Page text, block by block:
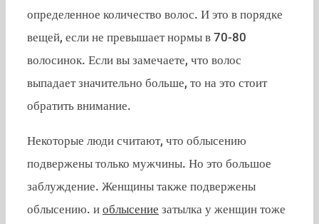
определенное количество волос. И это в порядке
вещей, если не превышает нормы в 70-80
волосинок. Если вы замечаете, что волос
выпадает значительно больше, то на это стоит
обратить внимание.
Некоторые люди считают, что облысению
подвержены только мужчины. Но это большое
заблуждение. Женщины также подвержены
облысению. и облысение затылка у женщин тоже